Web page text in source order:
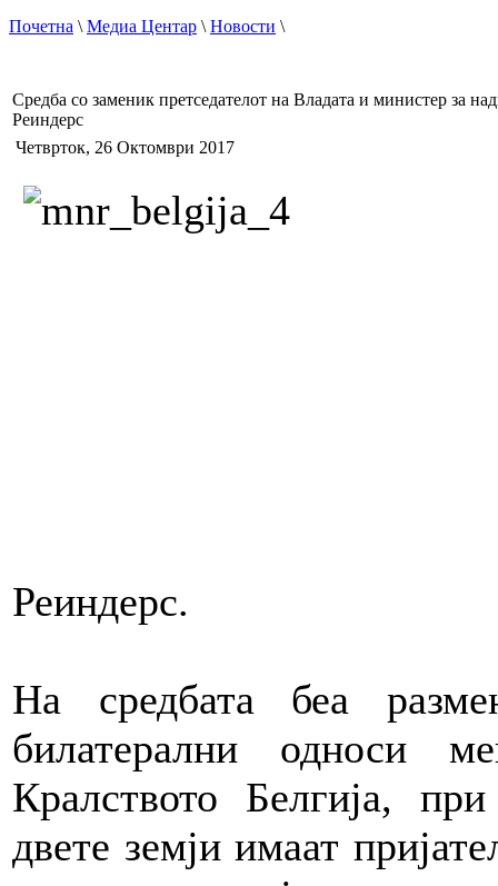
Почетна \Медиа Центар \Новости \
Средба со заменик претседателот на Владата и министер за
Реиндерс
Четврток, 26 Октомври 2017
Реиндерс.
На средбата беа
билатерални односи
Кралството Белгија,
двете земји имаат